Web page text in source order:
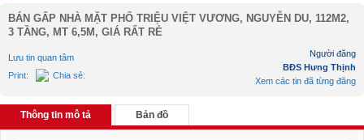
BÁN GẤP NHÀ MẶT PHỐ TRIỆU VIỆT VƯƠNG, NGUYỄN DU, 112M2,
3 TẦNG, MT 6,5M, GIÁ RẤT RẺ
Lưu tin quan tâm
Print:
Chia sẻ:
Người đăng
BĐS Hưng Thịnh
Xem các tin đã từng đăng
Thông tin mô tả Bản đồ